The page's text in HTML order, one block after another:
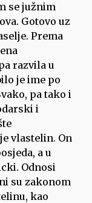
se južnim
Gotovo uz
Prema
razvila u
je ime po
pa tako i
i
vlastelin. On
a u
Odnosi
su zakonom
kao